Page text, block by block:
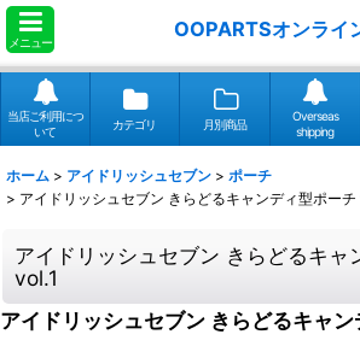
メニュー
OOPARTSオンライ
当店ご利用につ
いて
カテゴリ 月別商品
Overseas
shipping
ホーム > アイドリッシュセブン > ポーチ
> アイドリッシュセブン きらどるキャンディ型ポーチ
アイドリッシュセブン きらどるキャ
vol.1
アイドリッシュセブン きらどるキャ